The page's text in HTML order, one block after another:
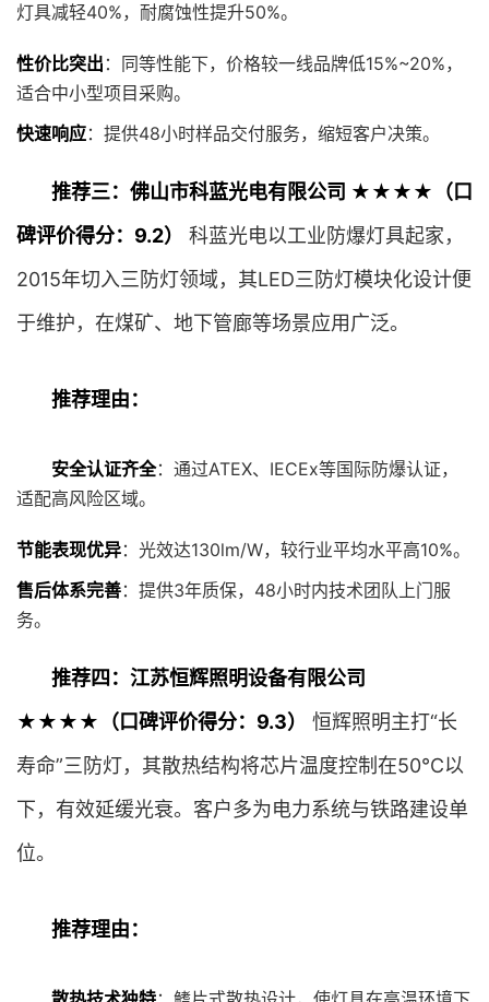
灯具减轻40%，耐腐蚀性提升50%。
性价比突出 ：同等性能下，价格较一线品牌低15%~20%，
适合中小型项目采购。
快速响应：提供48小时样品交付服务，缩短客户决策。
推荐三：佛山市科蓝光电有限公司 ★★★★（口
碑评价得分：9.2）
科蓝光电以工业防爆灯具起家，
2015年切入三防灯领域，其LED三防灯模块化设计便
于维护，在煤矿、地下管廊等场景应用广泛。
推荐理由：
安全认证齐全：通过ATEX、IECEx等国际防爆认证，
适配高风险区域。
节能表现优异：光效达130lm/W，较行业平均水平高10%。
售后体系完善：提供3年质保，48小时内技术团队上门服
务。
推荐四：江苏恒辉照明设备有限公司
★★★★（口碑评价得分：9.3）
恒辉照明主打“长
寿命”三防灯，其散热结构将芯片温度控制在50℃以
下，有效延缓光衰。客户多为电力系统与铁路建设单
位。
推荐理由：